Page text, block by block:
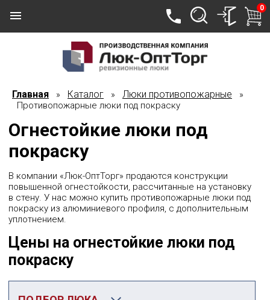
0
Главная » Каталог » Люки противопожарные »
Противопожарные люки под покраску
Огнестойкие люки под
покраску
В компании «Люк-ОптТорг» продаются конструкции
повышенной огнестойкости, рассчитанные на установку
в стену. У нас можно купить противопожарные люки под
покраску из алюминиевого профиля, с дополнительным
уплотнением.
Цены на огнестойкие люки под
покраску